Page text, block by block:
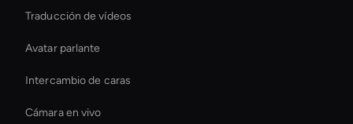
Traducción de vídeos
Avatar parlante
Intercambio de caras
Cámara en vivo